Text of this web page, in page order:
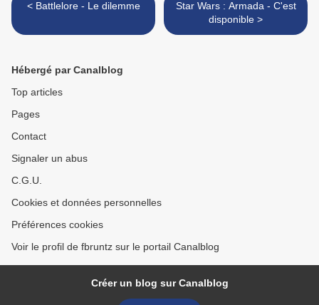
< Battlelore - Le dilemme
Star Wars : Armada - C'est
disponible >
Hébergé par Canalblog
Top articles
Pages
Contact
Signaler un abus
C.G.U.
Cookies et données personnelles
Préférences cookies
Voir le profil de fbruntz sur le portail Canalblog
Créer un blog sur Canalblog